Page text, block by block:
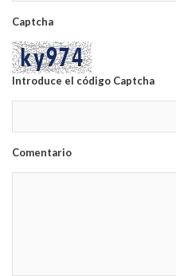
Captcha
Introduce el código Captcha
Comentario